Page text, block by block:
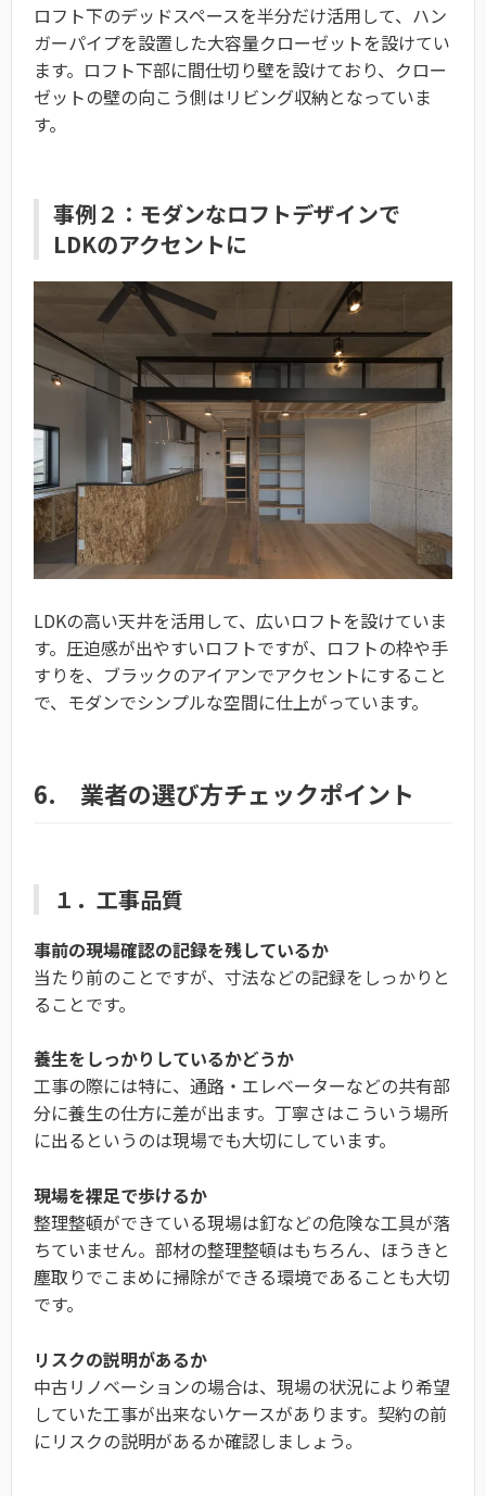
ロフト下のデッドスペースを半分だけ活用して、ハン
ガーパイプを設置した大容量クローゼットを設けてい
ます。ロフト下部に間仕切り壁を設けており、クロー
ゼットの壁の向こう側はリビング収納となっていま
す。
事例２：モダンなロフトデザインで
LDKのアクセントに
LDKの高い天井を活用して、広いロフトを設けていま
す。圧迫感が出やすいロフトですが、ロフトの枠や手
すりを、ブラックのアイアンでアクセントにすること
で、モダンでシンプルな空間に仕上がっています。
6. 業者の選び方チェックポイント
１．工事品質
事前の現場確認の記録を残しているか
当たり前のことですが、寸法などの記録をしっかりと
ることです。
養生をしっかりしているかどうか
工事の際には特に、通路・エレベーターなどの共有部
分に養生の仕方に差が出ます。丁寧さはこういう場所
に出るというのは現場でも大切にしています。
現場を裸足で歩けるか
整理整頓ができている現場は釘などの危険な工具が落
ちていません。部材の整理整頓はもちろん、ほうきと
塵取りでこまめに掃除ができる環境であることも大切
です。
リスクの説明があるか
中古リノベーションの場合は、現場の状況により希望
していた工事が出来ないケースがあります。契約の前
にリスクの説明があるか確認しましょう。